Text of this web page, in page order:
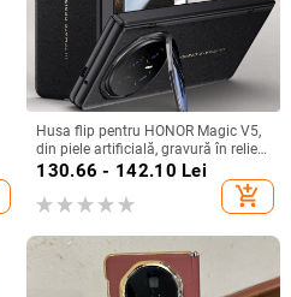
Husa flip pentru HONOR Magic V5,
din piele artificială, gravură în relief,
stil Ins, anti-cadere
130.66 - 142.10 Lei
add_shopping_cart